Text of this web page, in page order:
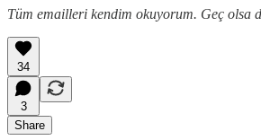
Tüm emailleri kendim okuyorum. Geç olsa
34
3
Share